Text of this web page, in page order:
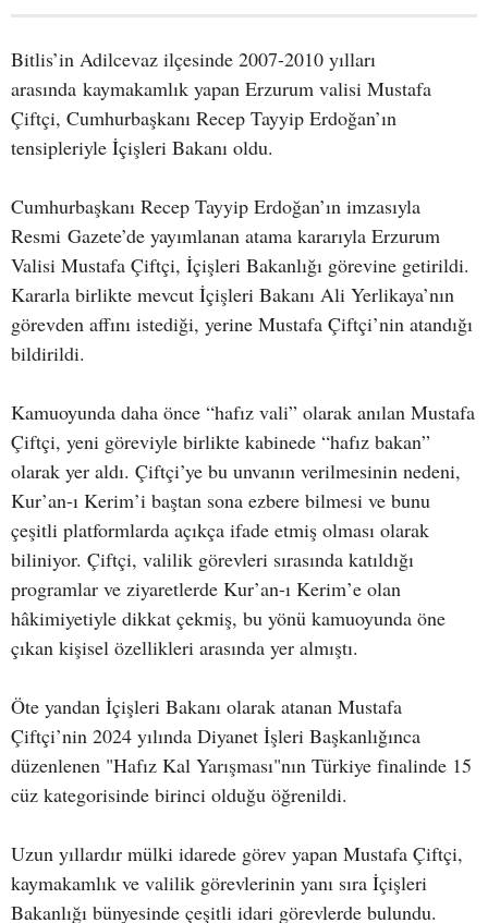
Bitlis’in Adilcevaz ilçesinde 2007-2010 yılları
arasında kaymakamlık yapan Erzurum valisi Mustafa
Çiftçi, Cumhurbaşkanı Recep Tayyip Erdoğan’ın
tensipleriyle İçişleri Bakanı oldu.
Cumhurbaşkanı Recep Tayyip Erdoğan’ın imzasıyla
Resmi Gazete’de yayımlanan atama kararıyla Erzurum
Valisi Mustafa Çiftçi, İçişleri Bakanlığı görevine getirildi.
Kararla birlikte mevcut İçişleri Bakanı Ali Yerlikaya’nın
görevden affını istediği, yerine Mustafa Çiftçi’nin atandığı
bildirildi.
Kamuoyunda daha önce “hafız vali” olarak anılan Mustafa
Çiftçi, yeni göreviyle birlikte kabinede “hafız bakan”
olarak yer aldı. Çiftçi’ye bu unvanın verilmesinin nedeni,
Kur’an-ı Kerim’i baştan sona ezbere bilmesi ve bunu
çeşitli platformlarda açıkça ifade etmiş olması olarak
biliniyor. Çiftçi, valilik görevleri sırasında katıldığı
programlar ve ziyaretlerde Kur’an-ı Kerim’e olan
hâkimiyetiyle dikkat çekmiş, bu yönü kamuoyunda öne
çıkan kişisel özellikleri arasında yer almıştı.
Öte yandan İçişleri Bakanı olarak atanan Mustafa
Çiftçi’nin 2024 yılında Diyanet İşleri Başkanlığınca
düzenlenen "Hafız Kal Yarışması"nın Türkiye finalinde 15
cüz kategorisinde birinci olduğu öğrenildi.
Uzun yıllardır mülki idarede görev yapan Mustafa Çiftçi,
kaymakamlık ve valilik görevlerinin yanı sıra İçişleri
Bakanlığı bünyesinde çeşitli idari görevlerde bulundu.